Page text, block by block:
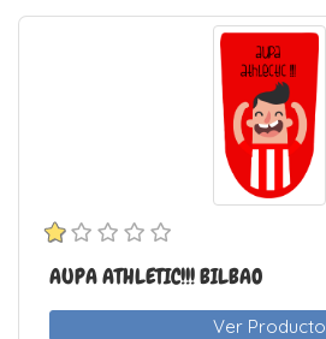
AUPA ATHLETIC!!! BILBAO
Ver Producto